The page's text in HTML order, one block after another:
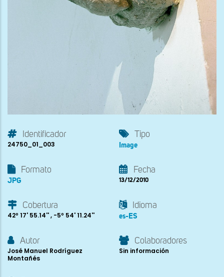
Identificador
24750_01_003
Tipo
Image
Formato
JPG
Fecha
13/12/2010
Cobertura
42º 17' 55.14'' , -5º 54' 11.24''
Idioma
es-ES
Autor
José Manuel Rodríguez
Montañés
Colaboradores
Sin información